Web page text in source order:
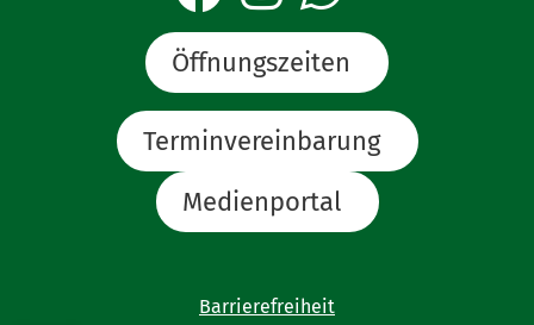
Öffnungszeiten
Terminvereinbarung
Medienportal
Barrierefreiheit